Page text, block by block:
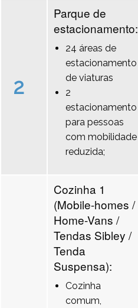
2
Parque de
estacionamento:
24 áreas de
estacionamento
de viaturas
2
estacionamento
para pessoas
com mobilidade
reduzida;
Cozinha 1
(Mobile-homes /
Home-Vans /
Tendas Sibley /
Tenda
Suspensa):
Cozinha
comum,